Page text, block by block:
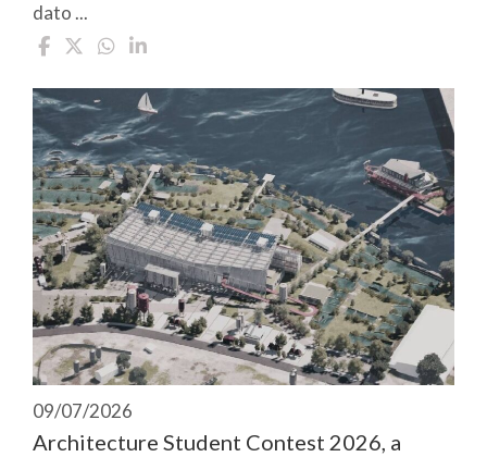
dato ...
09/07/2026
Architecture Student Contest 2026, a